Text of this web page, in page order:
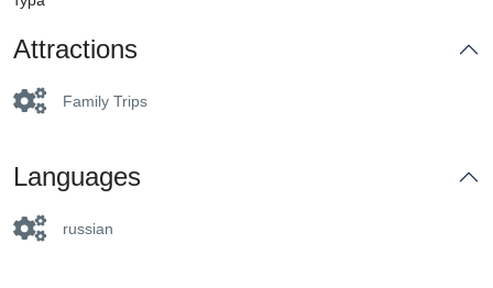
Attractions
Family Trips
Languages
russian